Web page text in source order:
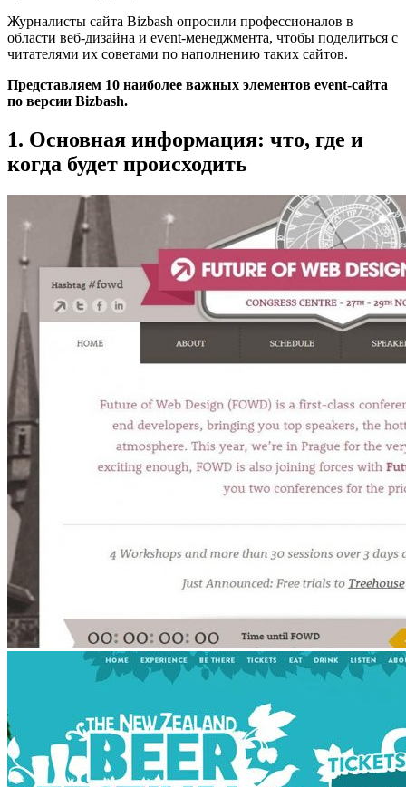
Журналисты сайта Bizbash опросили профессионалов в
области веб-дизайна и event-менеджмента, чтобы поделиться с
читателями их советами по наполнению таких сайтов.
Представляем 10 наиболее важных элементов event-сайта
по версии Bizbash.
1. Основная информация: что, где и
когда будет происходить